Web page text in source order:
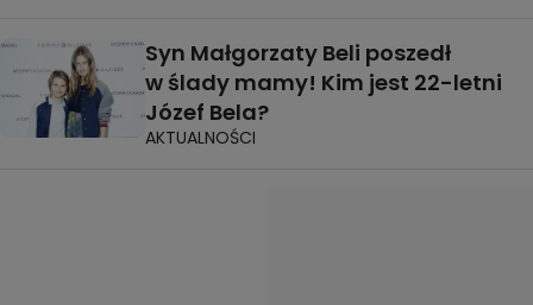
Syn Małgorzaty Beli poszedł
w ślady mamy! Kim jest 22-letni
Józef Bela?
AKTUALNOŚCI